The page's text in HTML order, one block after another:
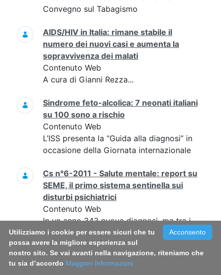
Convegno sul Tabagismo
AIDS/HIV in Italia: rimane stabile il
numero dei nuovi casi e aumenta la
sopravvivenza dei malati
Contenuto Web
A cura di Gianni Rezza...
Sindrome feto-alcolica: 7 neonati italiani
su 100 sono a rischio
Contenuto Web
L’ISS presenta la “Guida alla diagnosi” in
occasione della Giornata internazionale
Cs n°6-2011 - Salute mentale: report su
SEME, il primo sistema sentinella sui
disturbi psichiatrici
Contenuto Web
In un anno 343 nuove diagnosi, ma tra i
primi sintomi e l’accesso ai servizi un
ritardo di almeno 4 anni per la metà dei
pazienti
Acconsento
Utilizziamo i cookie per essere sicuri che tu
possa avere la migliore esperienza sul
nostro sito. Se vai avanti nella navigazione, riteniamo che
tu sia d’accordo Maggiori Informazioni